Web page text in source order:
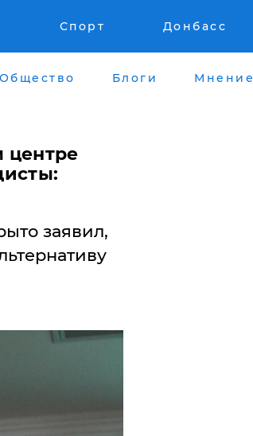
Спорт Донбасс
Общество Блоги Мнение
центре
заявил,